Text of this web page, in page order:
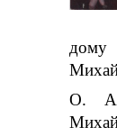
дому
О.